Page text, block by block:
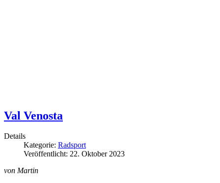
Val Venosta
Details
Kategorie: Radsport
Veröffentlicht: 22. Oktober 2023
von Martin